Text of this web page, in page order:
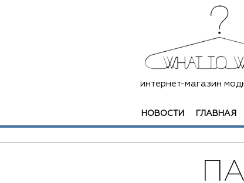
интернет-магазин
НОВОСТИ ГЛАВНАЯ